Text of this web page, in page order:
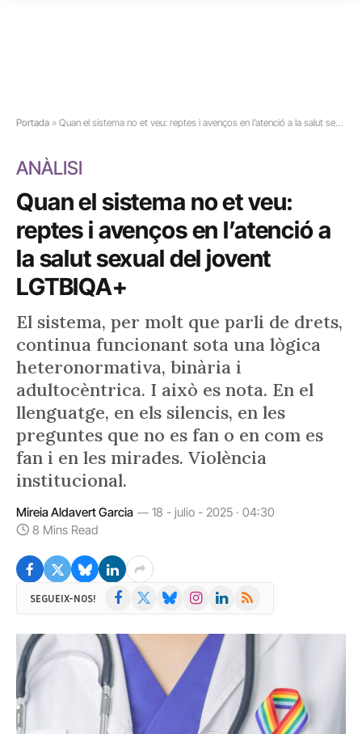
Portada » Quan el sistema no et veu: reptes i avenços en l’atenció a la salut sexual del jovent LGTBIQA+
ANÀLISI
Quan el sistema no et veu:
reptes i avenços en l’atenció a
la salut sexual del jovent
LGTBIQA+
El sistema, per molt que parli de drets,
continua funcionant sota una lògica
heteronormativa, binària i
adultocèntrica. I això es nota. En el
llenguatge, en els silencis, en les
preguntes que no es fan o en com es
fan i en les mirades. Violència
institucional.
Mireia Aldavert Garcia
18 - julio - 2025 · 04:30
8 Mins Read
SEGUEIX-NOS! Facebook BlueskyInstagramLinkedIn
RSS